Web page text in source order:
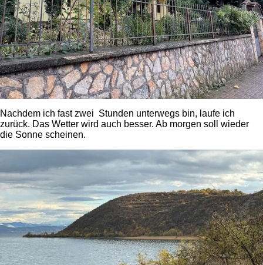
Nachdem ich fast zwei Stunden unterwegs bin, laufe ich
zurück. Das Wetter wird auch besser. Ab morgen soll wieder
die Sonne scheinen.